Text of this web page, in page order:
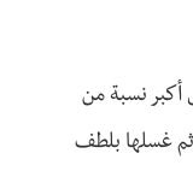
أكبر نسبة من
غسلها بلطف